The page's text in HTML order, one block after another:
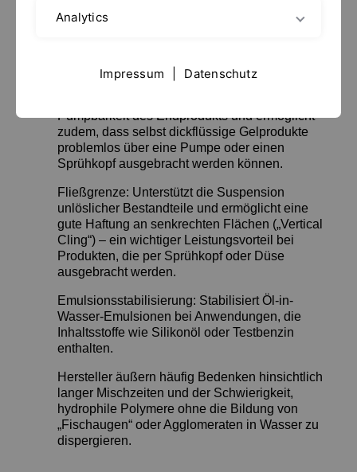
Reinigungsmitteln folgende Vorteile:
klaren Gel.
Pumpbarkeit des Endprodukts und ermöglicht
zudem, dass selbst dickflüssige Gelprodukte
problemlos über eine Pumpe oder einen
Sprühkopf ausgebracht werden können.
Fließgrenze: Unterstützt die Suspension
unlöslicher Bestandteile und ermöglicht eine
gute Haftung an senkrechten Flächen („Vertical
Cling“) – ein wichtiger Leistungsvorteil bei
Produkten, die per Sprühkopf oder Düse
ausgebracht werden.
Emulsionsstabilisierung: Stabilisiert Öl-in-
Wasser-Emulsionen bei Anwendungen, die
Inhaltsstoffe wie Silikonöl oder Testbenzin
enthalten.
Hersteller äußern häufig Bedenken hinsichtlich
langer Mischzeiten und der Schwierigkeit,
hydrophile Polymere ohne die Bildung von
„Fischaugen“ oder Agglomeraten in Wasser zu
dispergieren.
Analytics
Impressum Datenschutz